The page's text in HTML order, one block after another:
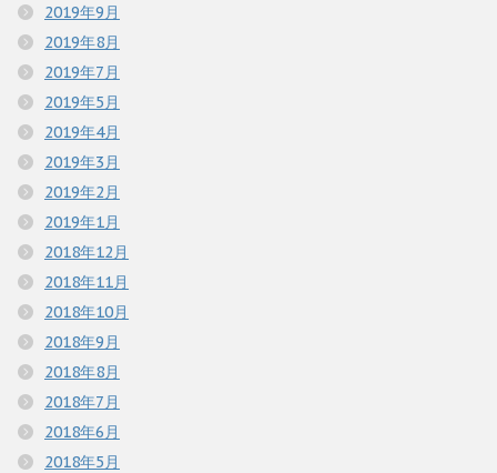
2019年9月
2019年8月
2019年7月
2019年5月
2019年4月
2019年3月
2019年2月
2019年1月
2018年12月
2018年11月
2018年10月
2018年9月
2018年8月
2018年7月
2018年6月
2018年5月